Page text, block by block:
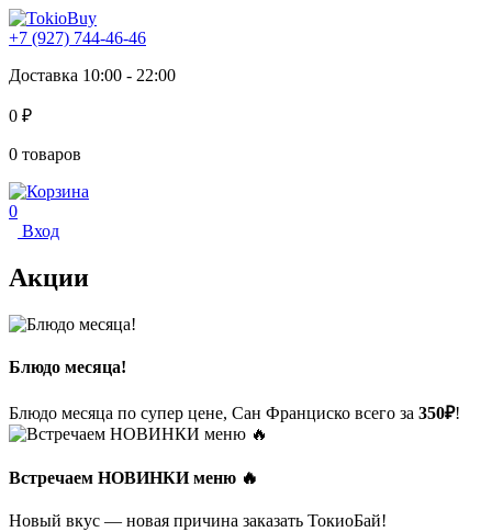
+7 (927) 744-46-46
Доставка 10:00 - 22:00
0 ₽
0 товаров
0
Вход
Акции
Блюдо месяца!
Блюдо месяца по супер цене, Сан Франциско всего за 350₽!
Встречаем НОВИНКИ меню 🔥
Новый вкус — новая причина заказать ТокиоБай!